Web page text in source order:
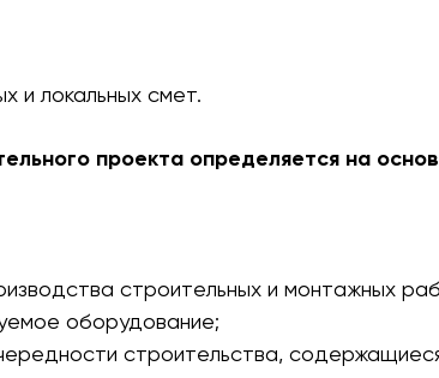
и локальных смет.
проекта определяется на
строительных и монтажных
оборудование;
строительства,